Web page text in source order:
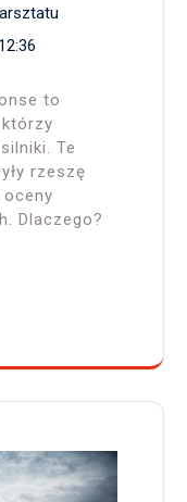
12:36
to
Te
rzeszę
Dlaczego?